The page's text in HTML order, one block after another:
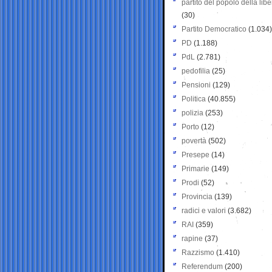
partito del popolo della
(30)
Partito Democratico (1.034)
PD (1.188)
PdL (2.781)
pedofilia (25)
Pensioni (129)
Politica (40.855)
polizia (253)
Porto (12)
povertà (502)
Presepe (14)
Primarie (149)
Prodi (52)
Provincia (139)
radici e valori (3.682)
RAI (359)
rapine (37)
Razzismo (1.410)
Referendum (200)